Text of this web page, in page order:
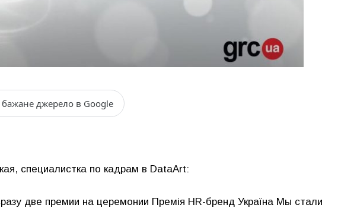
бажане джерело в Google
специалистка по кадрам в DataArt:
две премии на церемонии Премія HR-бренд Україна Мы стали